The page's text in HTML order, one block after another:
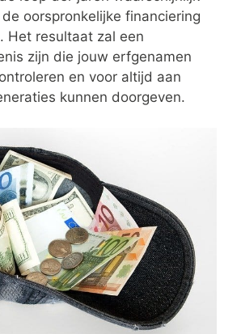
oorspronkelijke financiering
Het resultaat zal een
zijn die jouw erfgenamen
en voor altijd aan
kunnen doorgeven.